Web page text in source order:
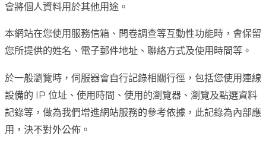
會將個人資料用於其他用途。
本網站在您使用服務信箱、問卷調查等互動性功能時，會保留
您所提供的姓名、電子郵件地址、聯絡方式及使用時間等。
於一般瀏覽時，伺服器會自行記錄相關行徑，包括您使用連線
設備的 IP 位址、使用時間、使用的瀏覽器、瀏覽及點選資料
記錄等，做為我們增進網站服務的參考依據，此記錄為內部應
用，決不對外公佈。